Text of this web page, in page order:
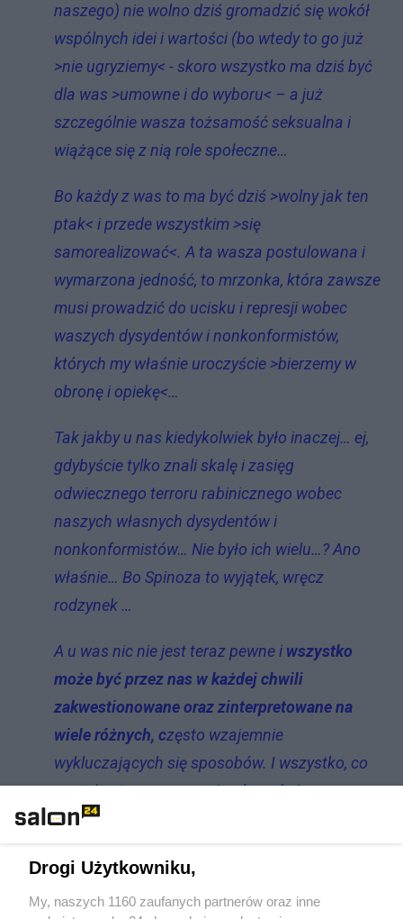
naszego) nie wolno dziś gromadzić się wokół
wspólnych idei i wartości (bo wtedy to go już
>nie ugryziemy< - skoro wszystko ma dziś być
dla was >umowne i do wyboru< – a już
szczególnie wasza tożsamość seksualna i
wiążące się z nią role społeczne…
Bo każdy z was to ma być dziś >wolny jak ten
ptak< i przede wszystkim >się
samorealizować<. A ta wasza postulowana i
wymarzona jedność, to mrzonka, która zawsze
musi prowadzić do ucisku i represji wobec
waszych dysydentów i nonkonformistów,
których my właśnie uroczyście >bierzemy w
obronę i opiekę<…
Tak jakby u nas kiedykolwiek było inaczej… ej,
gdybyście tylko znali skalę i zasięg
odwiecznego terroru rabinicznego wobec
naszych własnych dysydentów i
nonkonformistów… Nie było ich wielu…? Ano
właśnie… Bo Spinoza to wyjątek, wręcz
rodzynek …
A u was nic nie jest teraz pewne i wszystko
może być przez nas w każdej chwili
zakwestionowane oraz zinterpretowane na
wiele różnych, często wzajemnie
wykluczających się sposobów. I wszystko, co
zostało stworzone, może okazać się
przeciwieństwem tego, czemu miało służyć.
arbitralne i determinujące człowieka. I
praktycznie wszystko co wasze, jest przez nas
Drogi Użytkowniku,
My, naszych 1160 zaufanych partnerów oraz inne